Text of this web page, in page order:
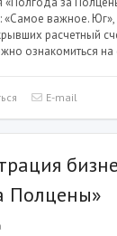
«Самое важное.
расчетный
ознакомиться на
E-mail
Полцены»